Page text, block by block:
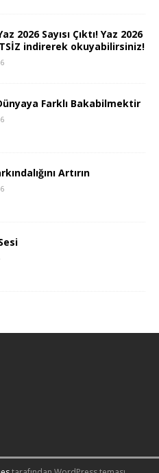
2026 Sayısı Çıktı! Yaz 2026
indirerek okuyabilirsiniz!
Farklı Bakabilmektir
Artırın